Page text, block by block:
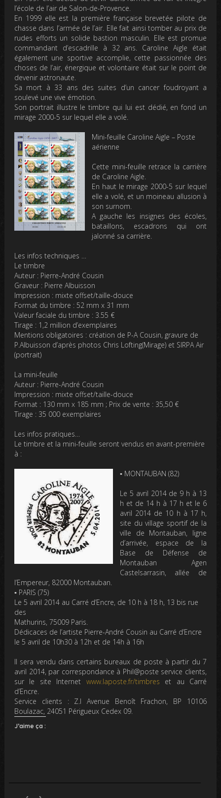
l’école de l’air de Salon-de-Provence.
En 1999 elle est la première française brevetée pilote de
chasse dans l’armée de l’air. Elle fait ainsi tomber au prix de
rudes efforts un solide bastion masculin. Elle est promue
commandant d’escadrille à 32 ans. Caroline Aigle était
également une sportive accomplie, cette passionnée des
choses de l’air, énergique et volontaire était sur le point de
devenir astronaute.
Sa mort à 33 ans des suites d’un cancer foudroyant a
soulevé une vive émotion.
Son portrait illustre le timbre qui lui est dédié, en fond un
mirage 2000-5 sur lequel elle a volé.
Mini-feuille Caroline Aigle – Poste
aérienne
Cette mini-feuille retrace la carrière
de Caroline Aigle.
En haut le mirage 2000-5 sur lequel
elle a volé, et un moineau allusion à
son surnom.
A gauche les insignes des écoles,
bataillons, escadrons qui ont
jalonné sa carrière.
Les infos techniques …
Le timbre
Auteur : Pierre-André Cousin
Graveur : Pierre Albuisson
Impression : mixte offset/taille-douce
Format du timbre : 52 mm x 31 mm
Valeur faciale du timbre : 3.55 €
Tirage : 1,2 million d’exemplaires
Mentions obligatoires : création de P-A Cousin, gravure de
P.Albuisson d’après photos Chris Lofting(Mirage) et SIRPA Air
(portrait)
La mini-feuille
Auteur : Pierre-André Cousin
Impression : mixte offset/taille-douce
Format : 130 mm x 185 mm ; Prix de vente : 35,50 €
Tirage : 35 000 exemplaires
Les infos pratiques…
Le timbre et la mini-feuille seront vendus en avant-première
à :
▪ MONTAUBAN (82)
Le 5 avril 2014de 9 h à 13
h et de 14 h à 17 h et le 6
avril 2014 de 10 h à 17 h,
site du village sportif de la
ville de Montauban, ligne
d’arrivée, espace de la
Base de Défense de
Montauban Agen
Castelsarrasin, allée de
l’Empereur, 82000 Montauban.
▪ PARIS (75)
Le 5 avril 2014 au Carré d’Encre, de 10 h à 18 h, 13 bis rue
des
Mathurins, 75009 Paris.
Dédicaces de l’artiste Pierre-André Cousin au Carré d’Encre
le 5 avril de 10h30 à 12h et de 14h à 16h
Il sera vendu dans certains bureaux de poste à partir du 7
avril 2014, par correspondance à Phil@poste service clients,
sur le site Internet www.laposte.fr/timbres et au Carré
d’Encre.
Service clients : Z.I Avenue Benoît Frachon, BP 10106
Boulazac, 24051 Périgueux Cedex 09.
J’aime ça :